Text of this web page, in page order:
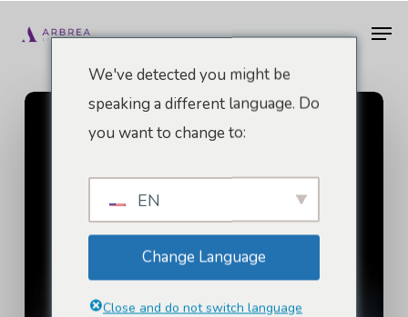
para
conteúdo
We've detected you might be
speaking a different language. Do
you want to change to:
EN
Change Language
Close and do not switch language